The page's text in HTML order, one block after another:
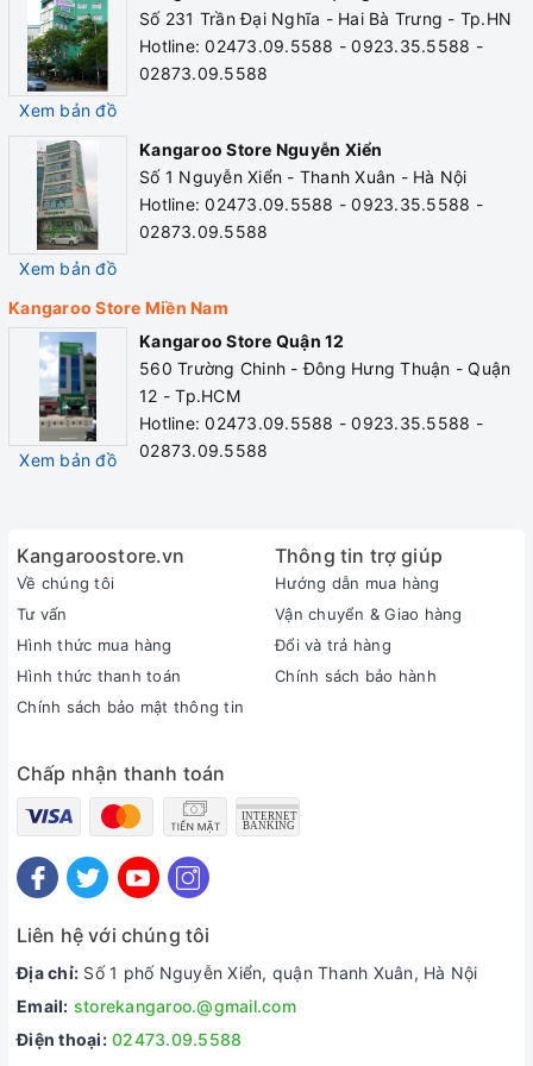
Xem bản đồ
Số 231 Trần Đại Nghĩa - Hai Bà Trưng - Tp.HN
Hotline: 02473.09.5588 - 0923.35.5588 -
02873.09.5588
Xem bản đồ
Kangaroo Store Nguyễn Xiển
Số 1 Nguyễn Xiển - Thanh Xuân - Hà Nội
Hotline: 02473.09.5588 - 0923.35.5588 -
02873.09.5588
Kangaroo Store Miền Nam
Xem bản đồ
Kangaroo Store Quận 12
560 Trường Chinh - Đông Hưng Thuận - Quận
12 - Tp.HCM
Hotline: 02473.09.5588 - 0923.35.5588 -
02873.09.5588
Kangaroostore.vn
Về chúng tôi
Tư vấn
Hình thức mua hàng
Hình thức thanh toán
Chính sách bảo mật thông tin
Thông tin trợ giúp
Hướng dẫn mua hàng
Vận chuyển & Giao hàng
Đổi và trả hàng
Chính sách bảo hành
Chấp nhận thanh toán
Liên hệ với chúng tôi
Địa chỉ: Số 1 phố Nguyễn Xiển, quận Thanh Xuân, Hà Nội
Email: storekangaroo.@gmail.com
Điện thoại: 02473.09.5588